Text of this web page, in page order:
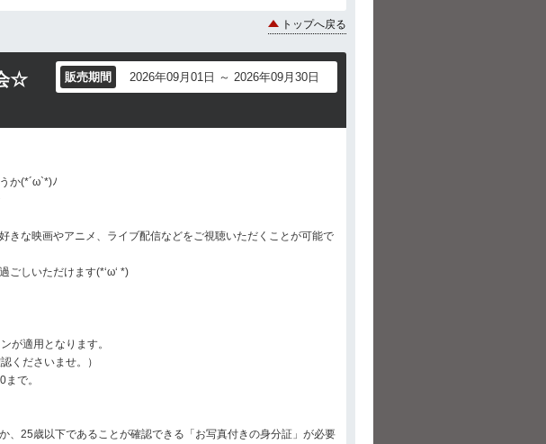
トップへ戻る
☆
販売期間 2026年09月01日 ～ 2026年09月30日
か(*´ω`*)ﾉ
きな映画やアニメ、ライブ配信などをご視聴いただくことが可能で
ごしいただけます(*‘ω‘ *)
が適用となります。
くださいませ。）
で。
、25歳以下であることが確認できる「お写真付きの身分証」が必要